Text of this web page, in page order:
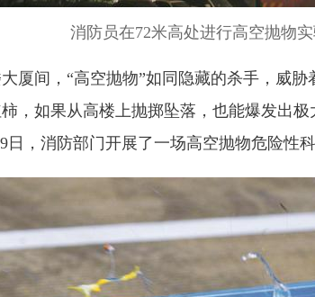
消防员在72米高处进行高空抛物实
间，“高空抛物”如同隐藏的杀手，威胁
，如果从高楼上抛掷坠落，也能爆发出
日，消防部门开展了一场高空抛物危险性科